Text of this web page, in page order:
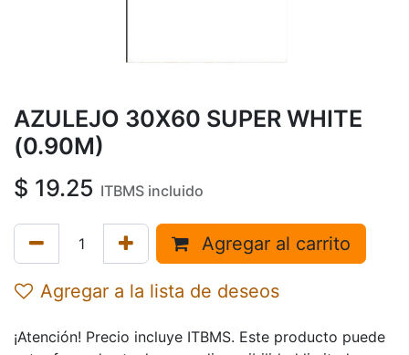
AZULEJO 30X60 SUPER WHITE
(0.90M)
$ 19.25 ITBMS incluido
Agregar al carrito
Agregar a la lista de deseos
¡Atención! Precio incluye ITBMS. Este producto puede